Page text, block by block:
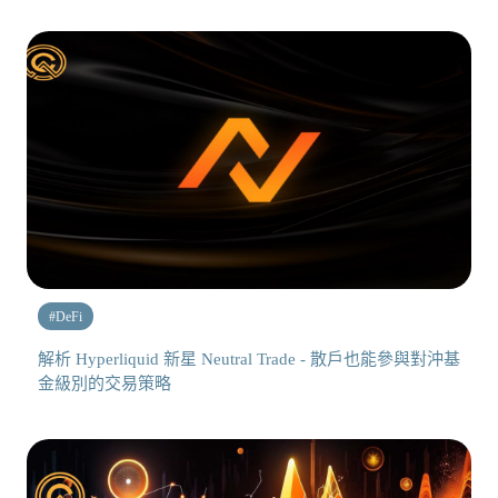
#DeFi
解析 Hyperliquid 新星 Neutral Trade - 散戶也能參與對沖基
金級別的交易策略